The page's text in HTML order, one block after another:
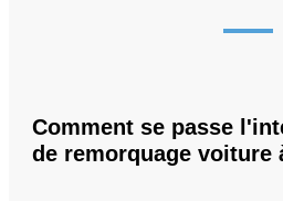
Comment se passe
de remorquage voiture